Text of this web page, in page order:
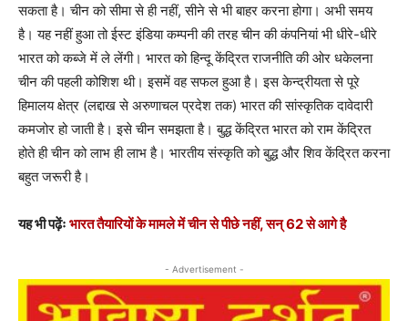
सकता है। चीन को सीमा से ही नहीं, सीने से भी बाहर करना होगा। अभी समय
है। यह नहीं हुआ तो ईस्ट इंडिया कम्पनी की तरह चीन की कंपनियां भी धीरे-धीरे
भारत को कब्जे में ले लेंगी। भारत को हिन्दू केंद्रित राजनीति की ओर धकेलना
चीन की पहली कोशिश थी। इसमें वह सफल हुआ है। इस केन्द्रीयता से पूरे
हिमालय क्षेत्र (लद्दाख से अरुणाचल प्रदेश तक) भारत की सांस्कृतिक दावेदारी
कमजोर हो जाती है। इसे चीन समझता है। बुद्ध केंद्रित भारत को राम केंद्रित
होते ही चीन को लाभ ही लाभ है। भारतीय संस्कृति को बुद्ध और शिव केंद्रित करना
बहुत जरूरी है।
यह भी पढ़ेंः भारत तैयारियों के मामले में चीन से पीछे नहीं, सन् 62 से आगे है
- Advertisement -